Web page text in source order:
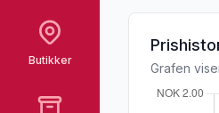
Butikker
Grafen